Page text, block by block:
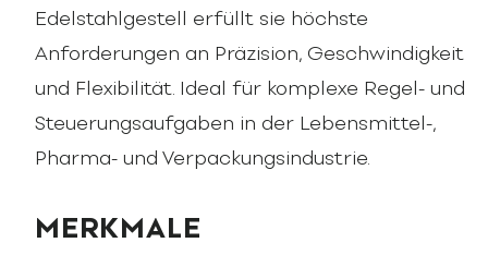
Edelstahlgestell erfüllt sie höchste
Anforderungen an Präzision, Geschwindigkeit
und Flexibilität. Ideal für komplexe Regel- und
Steuerungsaufgaben in der Lebensmittel-,
Pharma- und Verpackungsindustrie.
MERKMALE